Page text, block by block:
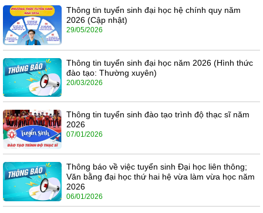
Thông tin tuyển sinh đại học hệ chính quy năm
2026 (Cập nhật)
29/05/2026
Thông tin tuyển sinh đại học năm 2026 (Hình thức
đào tạo: Thường xuyên)
20/03/2026
Thông tin tuyển sinh đào tạo trình độ thạc sĩ năm
2026
07/01/2026
Thông báo về việc tuyển sinh Đại học liên thông;
Văn bằng đại học thứ hai hệ vừa làm vừa học năm
2026
06/01/2026